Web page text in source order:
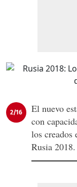
2/16
El nuevo
con
los creados
Rusia 2018.